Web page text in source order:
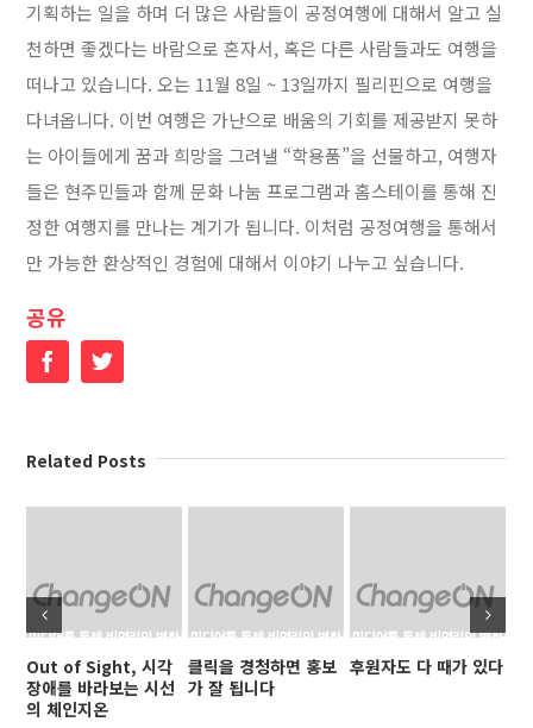
기획하는 일을 하며 더 많은 사람들이 공정여행에 대해서 알고 실
천하면 좋겠다는 바람으로 혼자서, 혹은 다른 사람들과도 여행을
떠나고 있습니다. 오는 11월 8일 ~ 13일까지 필리핀으로 여행을
다녀옵니다. 이번 여행은 가난으로 배움의 기회를 제공받지 못하
는 아이들에게 꿈과 희망을 그려낼 “학용품”을 선물하고, 여행자
들은 현주민들과 함께 문화 나눔 프로그램과 홈스테이를 통해 진
정한 여행지를 만나는 계기가 됩니다. 이처럼 공정여행을 통해서
만 가능한 환상적인 경험에 대해서 이야기 나누고 싶습니다.
공유
FacebookTwitter
Related Posts
Out of Sight, 시각
장애를 바라보는 시선
의 체인지온
클릭을 경청하면 홍보
가 잘 됩니다
후원자도 다 때가 있다